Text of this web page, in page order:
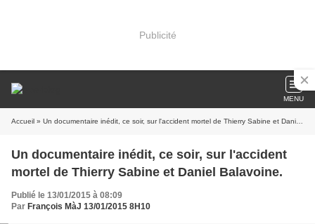
Publicité
MENU
Accueil » Un documentaire inédit, ce soir, sur l'accident mortel de Thierry Sabine et Daniel Balavoine.
Un documentaire inédit, ce soir, sur l'accident
mortel de Thierry Sabine et Daniel Balavoine.
Publié le 13/01/2015 à 08:09
Par François MàJ 13/01/2015 8H10